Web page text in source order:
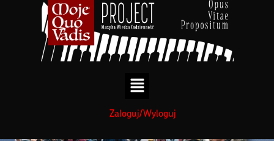
Zaloguj/Wyloguj